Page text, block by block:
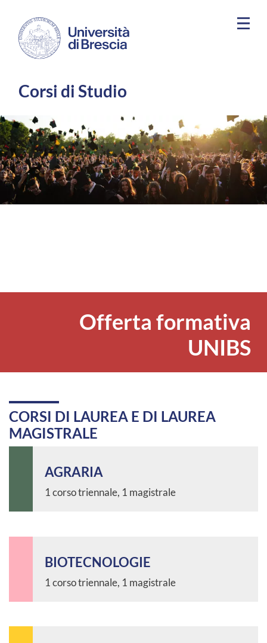
Corsi di Studio
Offerta formativa
UNIBS
CORSI DI LAUREA E DI LAUREA
MAGISTRALE
AGRARIA
1 corso triennale, 1 magistrale
BIOTECNOLOGIE
1 corso triennale, 1 magistrale